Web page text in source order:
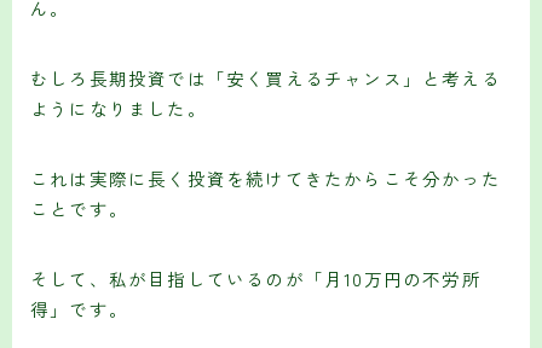
ん。
むしろ長期投資では「安く買えるチャンス」と考える
ようになりました。
これは実際に長く投資を続けてきたからこそ分かった
ことです。
そして、私が目指しているのが「月10万円の不労所
得」です。